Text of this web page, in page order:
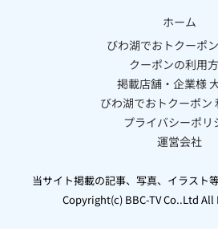
ホーム
びわ湖でおトクーポ
クーポンの利用
掲載店舗・企業様
びわ湖でおトクーポン
プライバシーポリ
運営会社
当サイト掲載の記事、写真、イラスト
Copyright(c) BBC-TV Co..Ltd All